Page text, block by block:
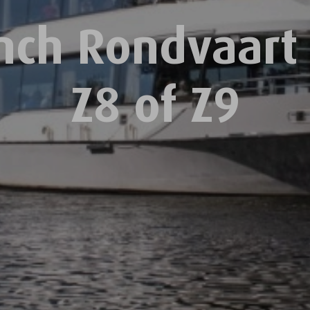
Z8 of Z9